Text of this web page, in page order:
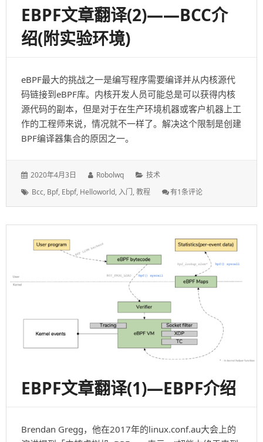
EBPF文章翻译(2)——BCC介
绍(附实验环境)
eBPF最大的挑战之一是编写程序需要编译并从内核源代
码链接到eBPF库。内核开发人员可能总是可以获得内核
源代码的副本，但是对于在生产环境机器或客户机器上工
作的工程师来说，情况就不一样了。解决这个限制是创建
BPF编译器集合的原因之一。
发
于：
2020年4月3日
作
Robolwq
分
技术
标
Bcc, Bpf, Ebpf, Helloworld, 入门,教程
EBPF
翻
(2)
介
(附
实
验
环
境)
有1条评论
EBPF文章翻译(1)—EBPF介绍
Brendan Gregg，他在2017年的linux.conf.au大会上的